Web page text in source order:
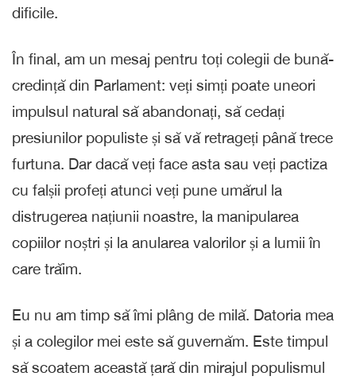
dificile.
În final, am un mesaj pentru toți colegii de bună-
credință din Parlament: veți simți poate uneori
impulsul natural să abandonați, să cedați
presiunilor populiste și să vă retrageți până trece
furtuna. Dar dacă veți face asta sau veți pactiza
cu falșii profeți atunci veți pune umărul la
distrugerea națiunii noastre, la manipularea
copiilor noștri și la anularea valorilor și a lumii în
care trăim.
Eu nu am timp să îmi plâng de milă. Datoria mea
și a colegilor mei este să guvernăm. Este timpul
să scoatem această țară din mirajul populismul